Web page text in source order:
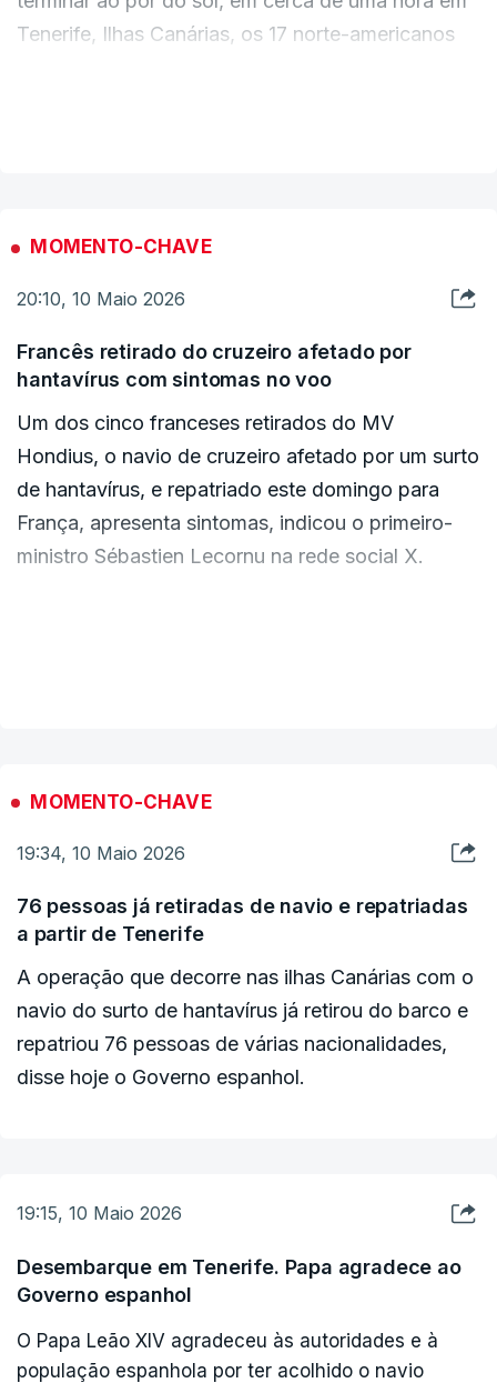
Tenerife, Ilhas Canárias, os 17 norte-americanos
MOMENTO-CHAVE
20:10, 10 Maio 2026
Francês retirado do cruzeiro afetado por
hantavírus com sintomas no voo
Um dos cinco franceses retirados do MV
Hondius, o navio de cruzeiro afetado por um surto
de hantavírus, e repatriado este domingo para
França, apresenta sintomas, indicou o primeiro-
ministro Sébastien Lecornu na rede social X.
um exame de saúde”, acrescentou.
Além disso, o governo vai aprovar “ainda esta
de isolamento adequadas a estes casos de
(Lusa)
MOMENTO-CHAVE
19:34, 10 Maio 2026
76 pessoas já retiradas de navio e repatriadas
a partir de Tenerife
A operação que decorre nas ilhas Canárias com o
navio do surto de hantavírus já retirou do barco e
repatriou 76 pessoas de várias nacionalidades,
disse hoje o Governo espanhol.
19:15, 10 Maio 2026
Desembarque em Tenerife. Papa agradece ao
Governo espanhol
O Papa Leão XIV agradeceu às autoridades e à
população espanhola por ter acolhido o navio